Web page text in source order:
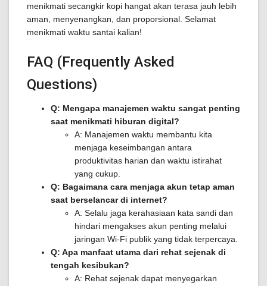
menikmati secangkir kopi hangat akan terasa jauh lebih
aman, menyenangkan, dan proporsional. Selamat
menikmati waktu santai kalian!
FAQ (Frequently Asked
Questions)
Q: Mengapa manajemen waktu sangat penting
saat menikmati hiburan digital?
A: Manajemen waktu membantu kita
menjaga keseimbangan antara
produktivitas harian dan waktu istirahat
yang cukup.
Q: Bagaimana cara menjaga akun tetap aman
saat berselancar di internet?
A: Selalu jaga kerahasiaan kata sandi dan
hindari mengakses akun penting melalui
jaringan Wi-Fi publik yang tidak terpercaya.
Q: Apa manfaat utama dari rehat sejenak di
tengah kesibukan?
A: Rehat sejenak dapat menyegarkan